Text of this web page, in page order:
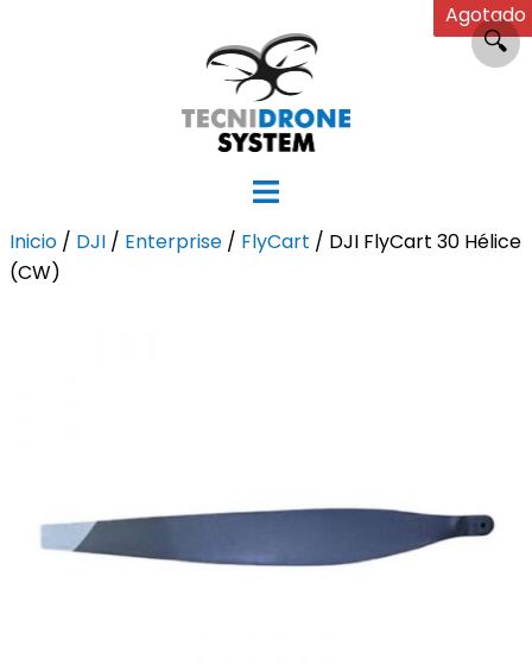
🔍
Inicio / DJI / Enterprise / FlyCart / DJI FlyCart 30 Hélice
(CW)
Agotado